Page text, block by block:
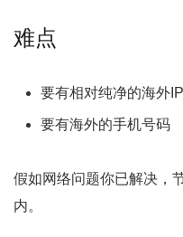
难点
要有相对纯净的海外IP
要有海外的手机号码
假如网络问题你已解决，
内。